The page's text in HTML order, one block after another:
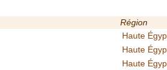
Région
Haute
Haute
Haute